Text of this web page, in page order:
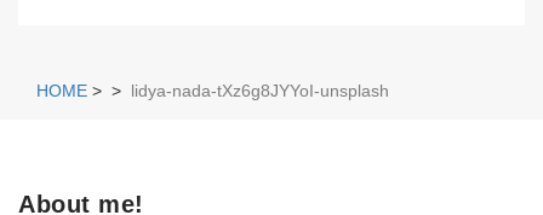
HOME > > lidya-nada-tXz6g8JYYoI-unsplash
About me!